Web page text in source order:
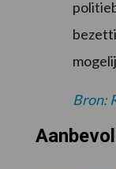
Bron: